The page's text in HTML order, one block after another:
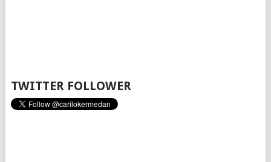
TWITTER FOLLOWER